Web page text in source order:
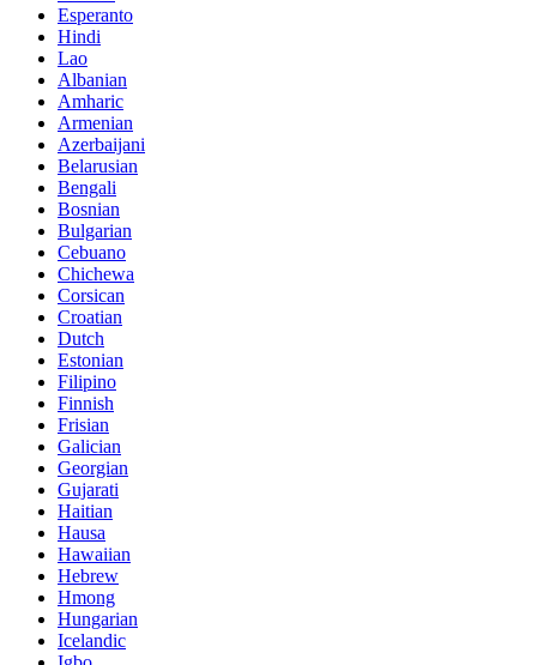
Esperanto
Hindi
Lao
Albanian
Amharic
Armenian
Azerbaijani
Belarusian
Bengali
Bosnian
Bulgarian
Cebuano
Chichewa
Corsican
Croatian
Dutch
Estonian
Filipino
Finnish
Frisian
Galician
Georgian
Gujarati
Haitian
Hausa
Hawaiian
Hebrew
Hmong
Hungarian
Icelandic